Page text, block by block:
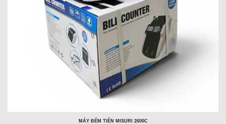
MÁY ĐẾM TIỀN MISURI 2600C